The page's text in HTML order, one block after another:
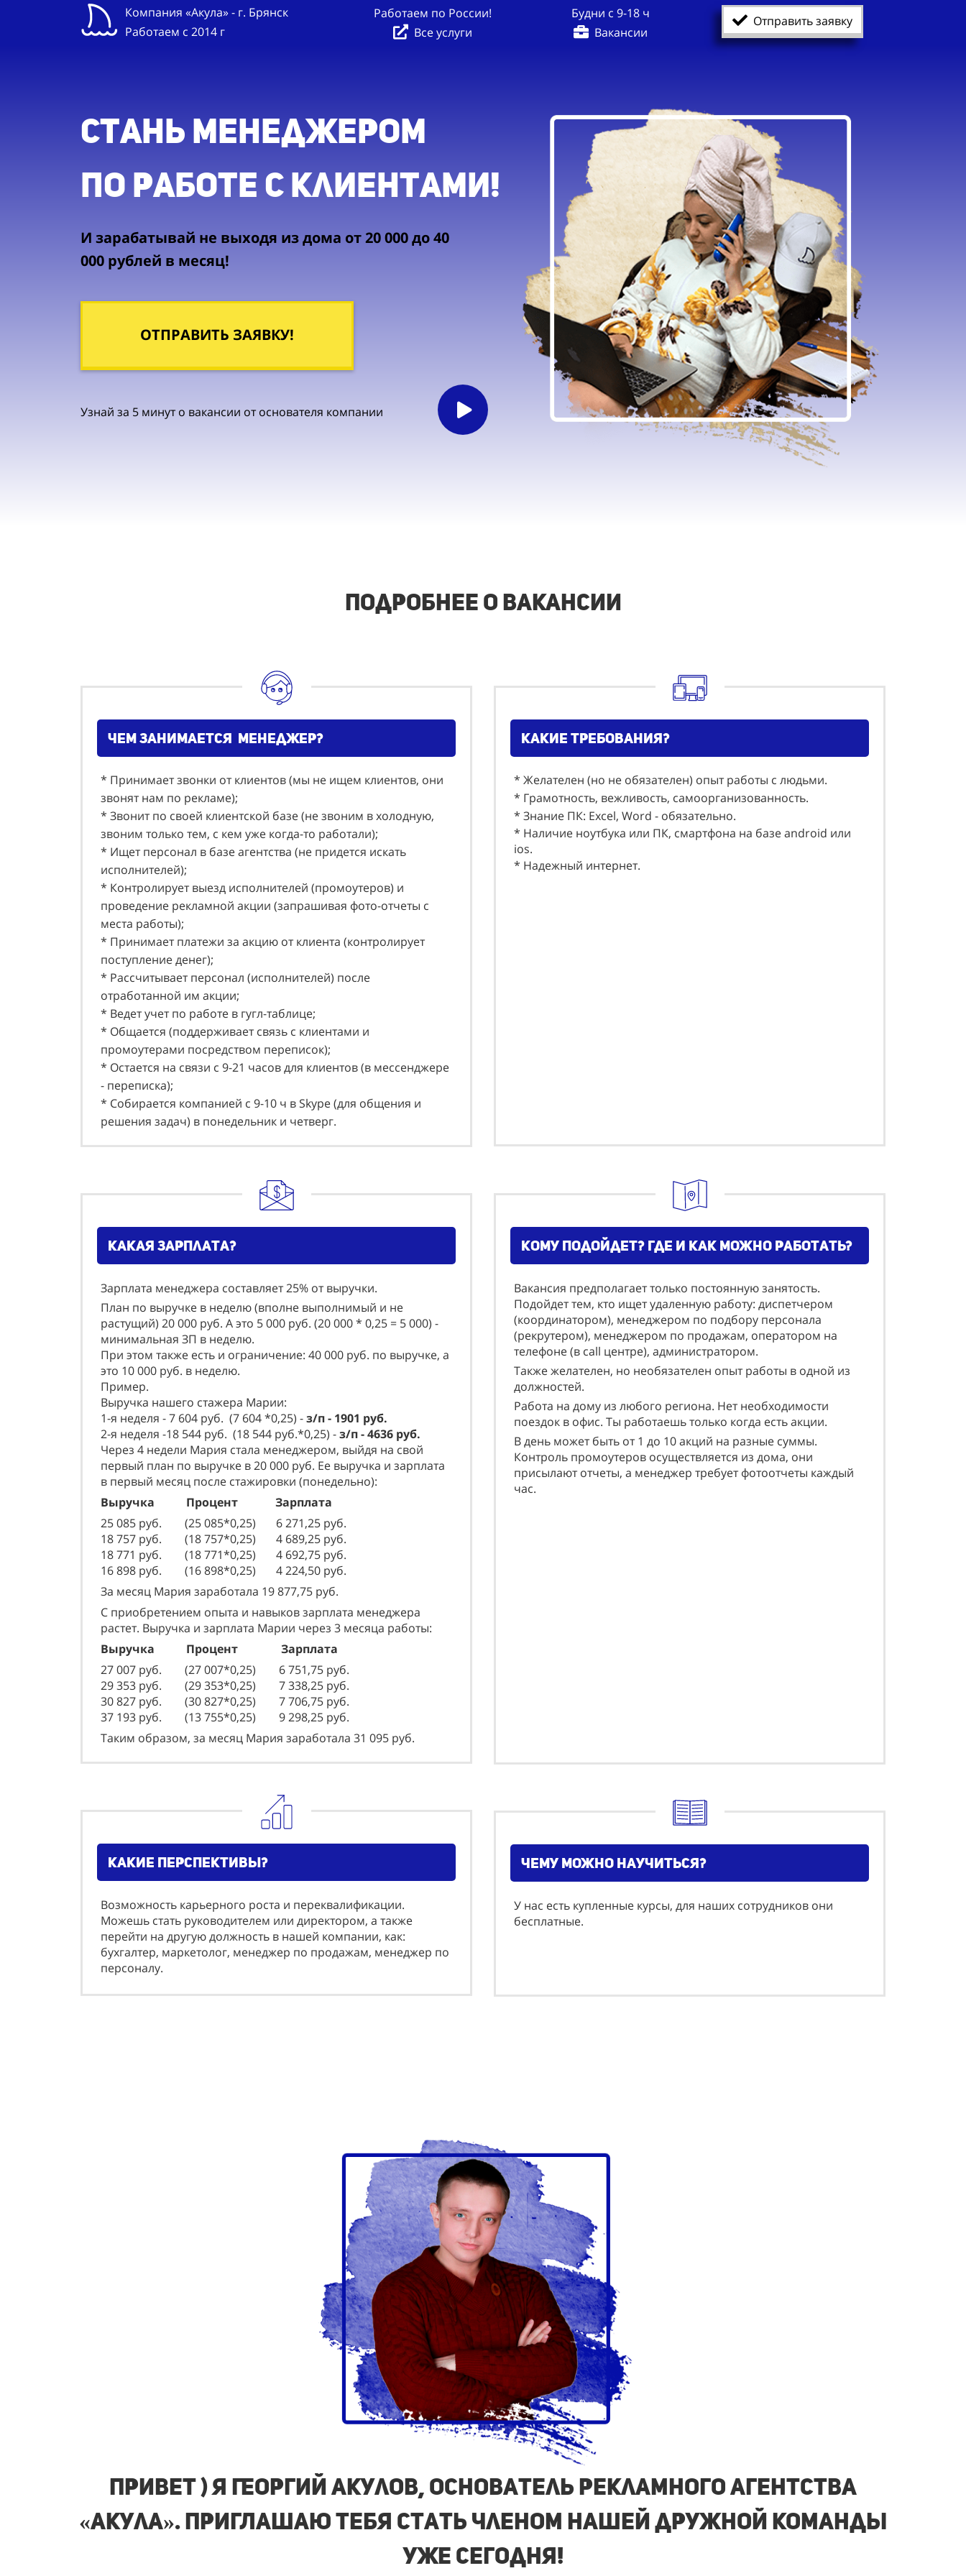
Компания «Акула» - г. Брянск
Работаем с 2014 г
Работаем по России!
Все услуги
Будни с 9-18 ч
Вакансии
Отправить заявку
Стань менеджером
по работе с клиентами!
И зарабатывай не выходя из дома от 20 000 до 40
000 рублей в месяц!
ОТПРАВИТЬ ЗАЯВКУ!
Узнай за 5 минут о вакансии от основателя компании
подробнее о вакансии
чем занимается менеджер?
* Принимает звонки от клиентов (мы не ищем клиентов, они
звонят нам по рекламе);
* Звонит по своей клиентской базе (не звоним в холодную,
звоним только тем, с кем уже когда-то работали);
* Ищет персонал в базе агентства (не придется искать
исполнителей);
* Контролирует выезд исполнителей (промоутеров) и
проведение рекламной акции (запрашивая фото-отчеты с
места работы);
* Принимает платежи за акцию от клиента (контролирует
поступление денег);
* Рассчитывает персонал (исполнителей) после
отработанной им акции;
* Ведет учет по работе в гугл-таблице;
* Общается (поддерживает связь с клиентами и
промоутерами посредством переписок);
* Остается на связи с 9-21 часов для клиентов (в мессенджере
- переписка);
* Собирается компанией с 9-10 ч в Skype (для общения и
решения задач) в понедельник и четверг.
какие требования?
* Желателен (но не обязателен) опыт работы с людьми.
* Грамотность, вежливость, самоорганизованность.
* Знание ПК: Еxcel, Word - обязательно.
* Наличие ноутбука или ПК, смартфона на базе android или
ios.
* Надежный интернет.
какая зарплата?
Зарплата менеджера составляет 25% от выручки.
План по выручке в неделю (вполне выполнимый и не
растущий) 20 000 руб. А это 5 000 руб. (20 000 * 0,25 = 5 000) -
минимальная ЗП в неделю.
При этом также есть и ограничение: 40 000 руб. по выручке, а
это 10 000 руб. в неделю.
Пример.
Выручка нашего стажера Марии:
1-я неделя - 7 604 руб. (7 604 *0,25) -з/п - 1901 руб.
2-я неделя -18 544 руб. (18 544 руб.*0,25) -з/п - 4636 руб.
Через 4 недели Мария стала менеджером, выйдя на свой
первый план по выручке в 20 000 руб. Ее выручка и зарплата
в первый месяц после стажировки (понедельно):
Выручка Процент Зарплата
25 085 руб. (25 085*0,25) 6 271,25 руб.
18 757 руб. (18 757*0,25) 4 689,25 руб.
18 771 руб. (18 771*0,25) 4 692,75 руб.
16 898 руб. (16 898*0,25) 4 224,50 руб.
За месяц Мария заработала 19 877,75 руб.
С приобретением опыта и навыков зарплата менеджера
растет. Выручка и зарплата Марии через 3 месяца работы:
Выручка Процент Зарплата
27 007 руб. (27 007*0,25) 6 751,75 руб.
29 353 руб. (29 353*0,25) 7 338,25 руб.
30 827 руб. (30 827*0,25) 7 706,75 руб.
37 193 руб. (13 755*0,25) 9 298,25 руб.
Таким образом, за месяц Мария заработала 31 095 руб.
какие перспективы?
Возможность карьерного роста и переквалификации.
Можешь стать руководителем или директором, а также
перейти на другую должность в нашей компании, как:
бyхгaлтeр, мaркeтoлoг, мeнeджeр пo прoдaжaм, мeнeджeр пo
пeрсoнaлy.
Кому подойдет? где и как можно работать?
Вакансия предполагает только постоянную занятость.
Подойдет тем, кто ищет удаленную работу: диспетчером
(координатором), менеджером по подбору персонала
(рекрутером), менеджером по продажам, оператором на
телефоне (в call центре), администратором.
Также желателен, но необязателен опыт работы в одной из
должностей.
Работа на дому из любого региона. Нет необходимости
поездок в офис. Ты работаешь только когда есть акции.
В день может быть от 1 до 10 акций на разные суммы.
Контроль промоутеров осуществляется из дома, они
присылают отчеты, а менеджер требует фотоотчеты каждый
час.
чему можно научиться?
У нас есть купленные курсы, для наших сотрудников они
бесплатные.
ПРИВЕТ ) Я Георгий Акулов, основатель рекламного агентства
«Акула». ПРИГЛАШАЮ ТЕБЯ стать членом нашейдружной команды
уже сегодня!